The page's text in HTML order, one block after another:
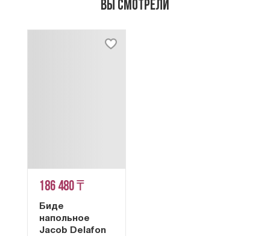
Вы смотрели
186 480 ₸
Биде
напольное
Jacob Delafon